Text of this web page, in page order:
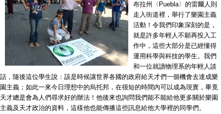
布拉州〈Puebla〉的雷爾人則
走入街道裡，舉行了樂園主義
活動！令我們印象深刻的是，
就是許多年輕人不願再投入工
作中，這些大部分是已經懂得
運用科學與科技的學生。我們
和一位就讀物理系的年輕人談
話，隨後這位學生說：該是時候讓世界各國的政府給天才們一個機會去達成樂
園主義；如此一來今日理想中的烏托邦，在很短的時間內可以成為現實，畢竟
天才總是會為人們尋求好的辦法！他後來也詢問我們能不能給他更多關於樂園
主義及天才政治的資料，這樣他也能傳播這些訊息給他大學裡的同學們。